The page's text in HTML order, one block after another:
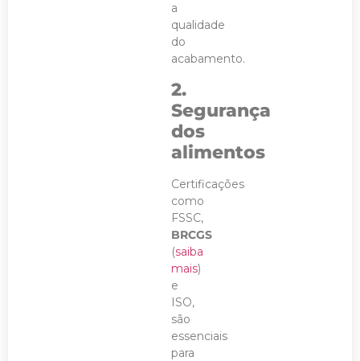
a
qualidade
do
acabamento.
2.
Segurança
dos
alimentos
Certificações
como
FSSC,
BRCGS
(saiba
mais)
e
ISO,
são
essenciais
para